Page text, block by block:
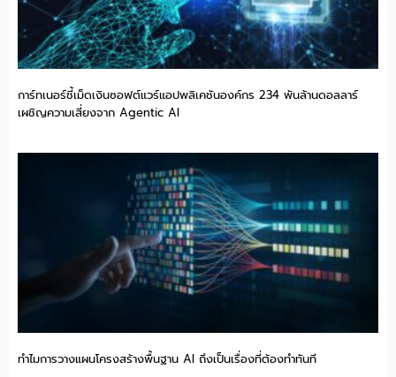
การ์ทเนอร์ชี้เม็ดเงินซอฟต์แวร์แอปพลิเคชันองค์กร 234 พันล้านดอลลาร์
เผชิญความเสี่ยงจาก Agentic AI
ทำไมการวางแผนโครงสร้างพื้นฐาน AI ถึงเป็นเรื่องที่ต้องทำทันที